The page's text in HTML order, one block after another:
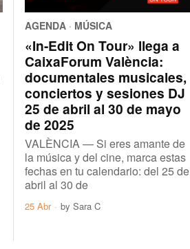
AGENDA · MÚSICA
«In-Edit On Tour» llega a
CaixaForum València:
documentales musicales,
conciertos y sesiones DJ
25 de abril al 30 de mayo
de 2025
VALÈNCIA — Si eres amante de
la música y del cine, marca estas
fechas en tu calendario: del 25 de
abril al 30 de
25 Abr by Sara C